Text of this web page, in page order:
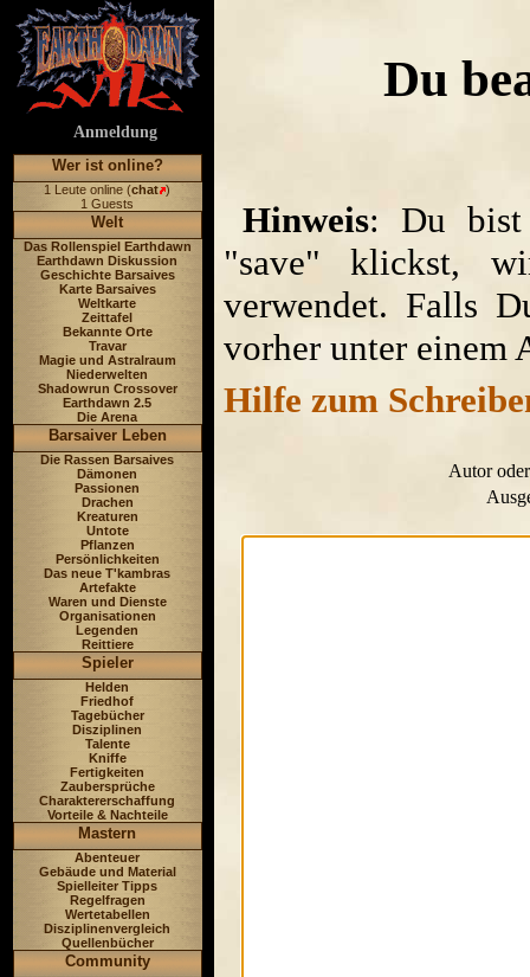
Anmeldung
Wer ist online?
1 Leute online (chat )
1 Guests
Welt
Das Rollenspiel Earthdawn
Earthdawn Diskussion
Geschichte Barsaives
Karte Barsaives
Weltkarte
Zeittafel
Bekannte Orte
Travar
Magie und Astralraum
Niederwelten
Shadowrun Crossover
Earthdawn 2.5
Die Arena
Barsaiver Leben
Die Rassen Barsaives
Dämonen
Passionen
Drachen
Kreaturen
Untote
Pflanzen
Persönlichkeiten
Das neue T'kambras
Artefakte
Waren und Dienste
Organisationen
Legenden
Reittiere
Spieler
Helden
Friedhof
Tagebücher
Disziplinen
Talente
Kniffe
Fertigkeiten
Zaubersprüche
Charaktererschaffung
Vorteile & Nachteile
Mastern
Abenteuer
Gebäude und Material
Spielleiter Tipps
Regelfragen
Wertetabellen
Disziplinenvergleich
Quellenbücher
Community
Du
Hinweis: Du bist
"save" klickst,
verwendet. Falls
vorher unter einem
Hilfe zum
Autor